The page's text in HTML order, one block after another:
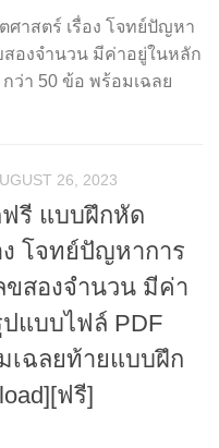
าสตร์ เรื่อง โจทย์ปัญหา
สองจำนวน มีค่าอยู่ในหลัก
ว่า 50 ข้อ พร้อมเฉลย
26, 2023
ฟรี แบบฝึกหัด
โจทย์ปัญหาการ
ขสองจำนวน มีค่า
แบบไฟล์ PDF
เฉลยท้ายแบบฝึก
ฟรี]